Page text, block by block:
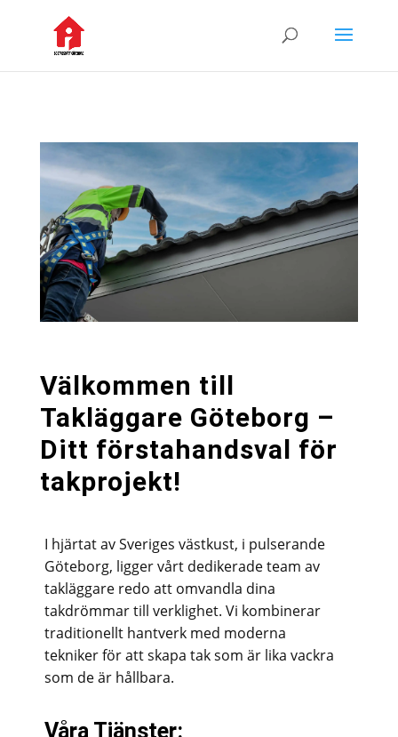
Välkommen till
Takläggare Göteborg –
Ditt förstahandsval för
takprojekt!
I hjärtat av Sveriges västkust, i pulserande
Göteborg, ligger vårt dedikerade team av
takläggare redo att omvandla dina
takdrömmar till verklighet. Vi kombinerar
traditionellt hantverk med moderna
tekniker för att skapa tak som är lika vackra
som de är hållbara.
Våra Tjänster: